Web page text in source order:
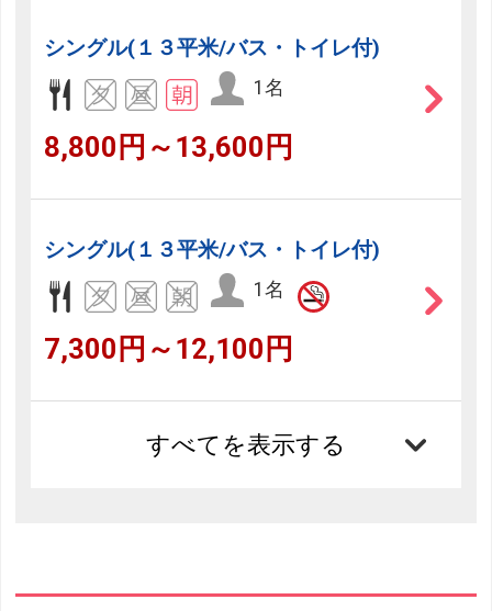
シングル(１３平米/バス・トイレ付)
1名
8,800円～13,600円
シングル(１３平米/バス・トイレ付)
1名
7,300円～12,100円
すべてを表示する